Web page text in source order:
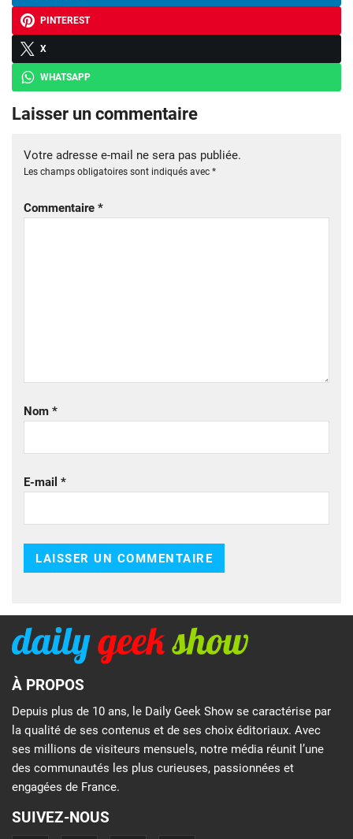
PINTEREST
X
WHATSAPP
Laisser un commentaire
Votre adresse e-mail ne sera pas publiée.
Les champs obligatoires sont indiqués avec *
Commentaire *
Nom *
E-mail *
À PROPOS
Depuis plus de 10 ans, le Daily Geek Show se caractérise par
la qualité de ses contenus et de ses choix éditoriaux. Avec
ses millions de visiteurs mensuels, notre média réunit l’une
des communautés les plus curieuses, passionnées et
engagées de France.
SUIVEZ-NOUS